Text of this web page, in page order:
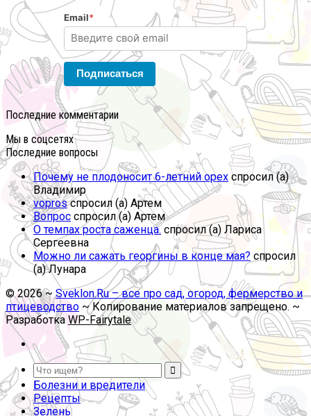
Email*
Подписаться
Последние комментарии
Мы в соцсетях
Последние вопросы
Почему не плодоносит 6-летний орех спросил (а)
Владимир
voprosспросил (а) Артем
Вопрос спросил (а) Артем
О темпах роста саженца.спросил (а) Лариса
Сергеевна
Можно ли сажать георгины в конце мая? спросил
(а) Лунара
©2026~Sveklon.Ru – все про сад, огород, фермерство и
птицеводство ~ Копирование материалов запрещено. ~
Разработка WP-Fairytale
Болезни и вредители
Рецепты
Зелень